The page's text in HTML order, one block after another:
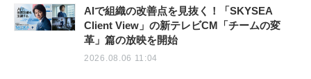
AIで組織の改善点を見抜く！「SKYSEA
Client View」の新テレビCM「チームの変
革」篇の放映を開始
2026.08.06 11:04